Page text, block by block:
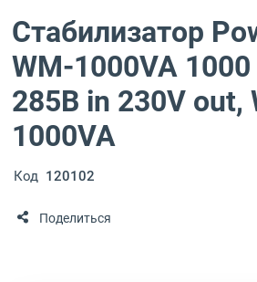
Стабилизатор
WM-1000VA
285В in 230V out,
1000VA
Код 120102
Поделиться